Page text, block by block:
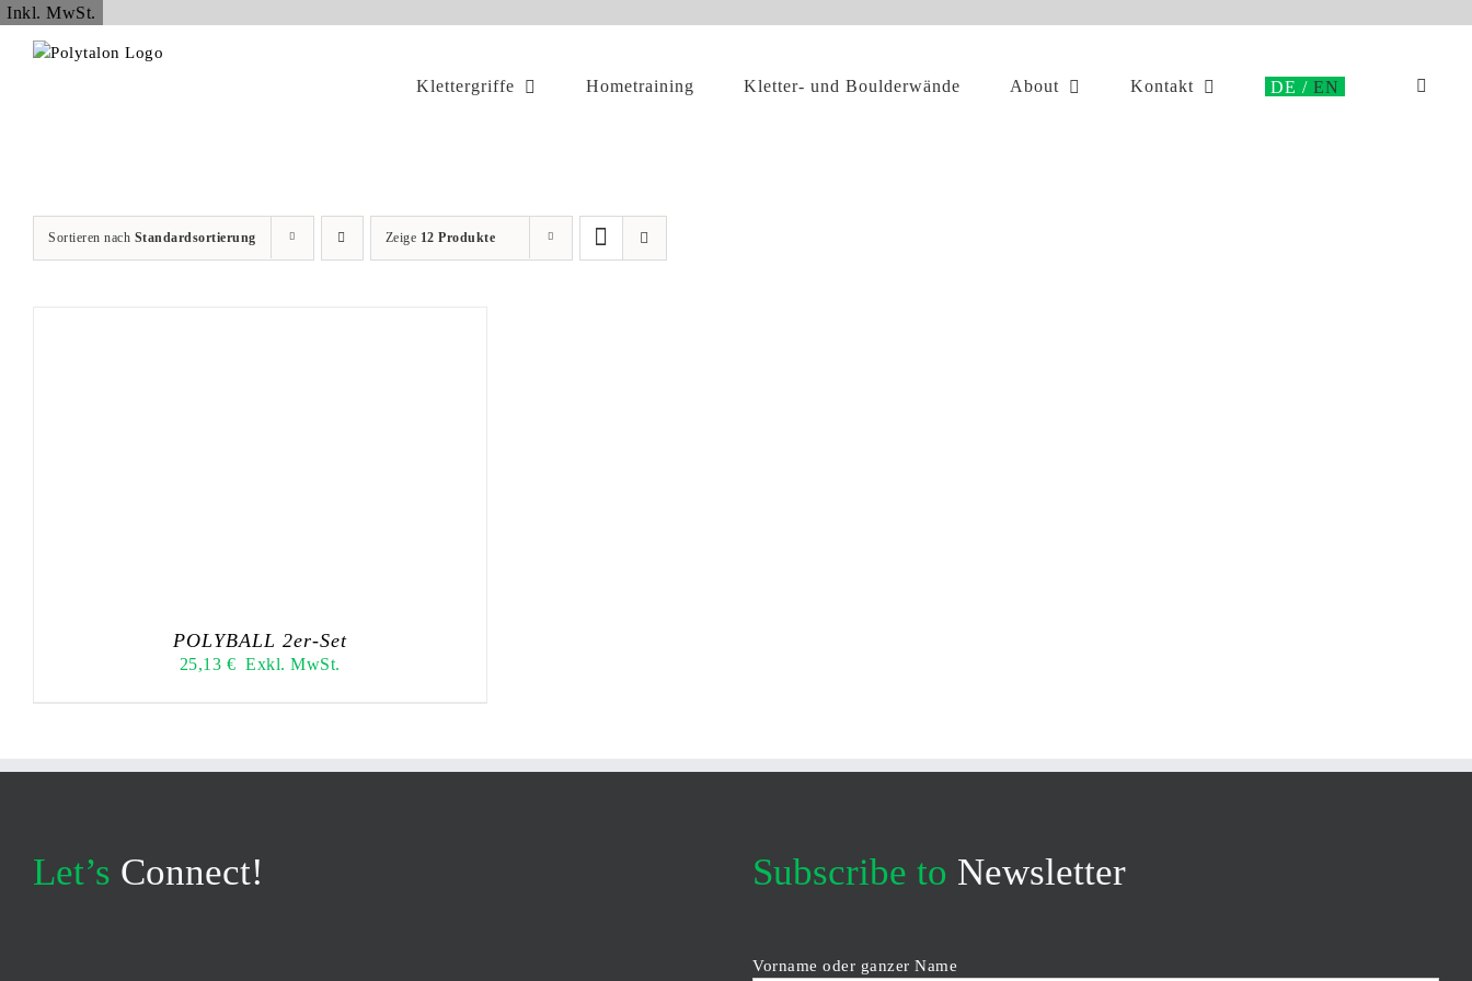
Inkl. MwSt.
springen
Klettergriffe Hometraining Kletter- und Boulderwände About Kontakt
Sortieren nach Standardsortierung Zeige 12 Produkte
POLYBALL 2er-Set
25,13 € Exkl. MwSt.
Let’s Connect! Subscribe to Newsletter
Vorname oder ganzer Name